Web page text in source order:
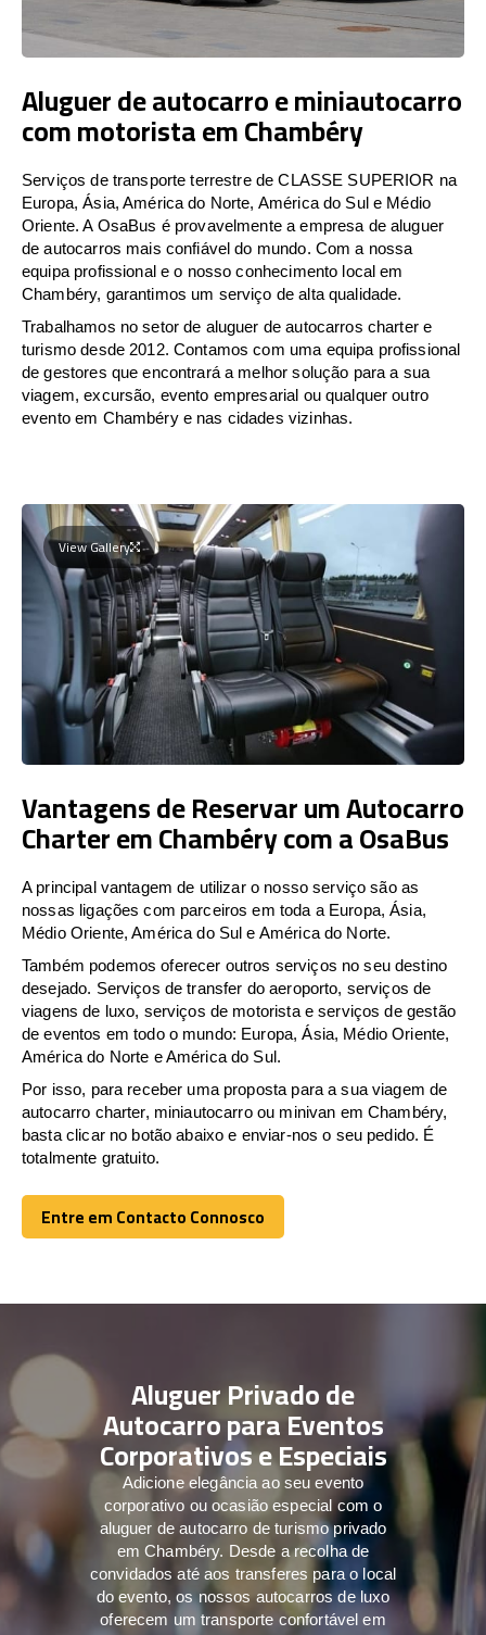
Aluguer de autocarro e miniautocarro
com motorista em Chambéry
Serviços de transporte terrestre de CLASSE SUPERIOR na
Europa, Ásia, América do Norte, América do Sul e Médio
Oriente. A OsaBus é provavelmente a empresa de aluguer
de autocarros mais confiável do mundo. Com a nossa
equipa profissional e o nosso conhecimento local em
Chambéry, garantimos um serviço de alta qualidade.
Trabalhamos no setor de aluguer de autocarros charter e
turismo desde 2012. Contamos com uma equipa profissional
de gestores que encontrará a melhor solução para a sua
viagem, excursão, evento empresarial ou qualquer outro
evento em Chambéry e nas cidades vizinhas.
View Gallery
Vantagens de Reservar um Autocarro
Charter em Chambéry com a OsaBus
A principal vantagem de utilizar o nosso serviço são as
nossas ligações com parceiros em toda a Europa, Ásia,
Médio Oriente, América do Sul e América do Norte.
Também podemos oferecer outros serviços no seu destino
desejado. Serviços de transfer do aeroporto, serviços de
viagens de luxo, serviços de motorista e serviços de gestão
de eventos em todo o mundo: Europa, Ásia, Médio Oriente,
América do Norte e América do Sul.
Por isso, para receber uma proposta para a sua viagem de
autocarro charter, miniautocarro ou minivan em Chambéry,
basta clicar no botão abaixo e enviar-nos o seu pedido. É
totalmente gratuito.
Entre em Contacto Connosco
Entre em Contacto Connosco
Aluguer Privado de
Autocarro para Eventos
Corporativos e Especiais
Adicione elegância ao seu evento
corporativo ou ocasião especial com o
aluguer de autocarro de turismo privado
em Chambéry. Desde a recolha de
convidados até aos transferes para o local
do evento, os nossos autocarros de luxo
oferecem um transporte confortável em